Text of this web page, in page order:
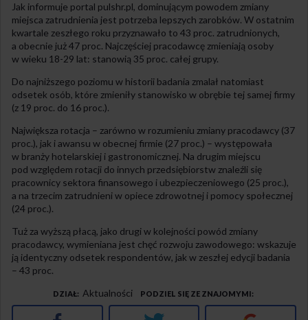
Jak informuje portal pulshr.pl, dominującym powodem zmiany
miejsca zatrudnienia jest potrzeba lepszych zarobków. W ostatnim
kwartale zeszłego roku przyznawało to 43 proc. zatrudnionych,
a obecnie już 47 proc. Najczęściej pracodawcę zmieniają osoby
w wieku 18-29 lat: stanowią 35 proc. całej grupy.
Do najniższego poziomu w historii badania zmalał natomiast
odsetek osób, które zmieniły stanowisko w obrębie tej samej firmy
(z 19 proc. do 16 proc.).
Największa rotacja – zarówno w rozumieniu zmiany pracodawcy (37
proc.), jak i awansu w obecnej firmie (27 proc.) – występowała
w branży hotelarskiej i gastronomicznej. Na drugim miejscu
pod względem rotacji do innych przedsiębiorstw znaleźli się
pracownicy sektora finansowego i ubezpieczeniowego (25 proc.),
a na trzecim zatrudnieni w opiece zdrowotnej i pomocy społecznej
(24 proc.).
Tuż za wyższą płacą, jako drugi w kolejności powód zmiany
pracodawcy, wymieniana jest chęć rozwoju zawodowego: wskazuje
ją identyczny odsetek respondentów, jak w zeszłej edycji badania
– 43 proc.
DZIAŁ Aktualności PODZIEL SIĘ ZE ZNAJOMYMI